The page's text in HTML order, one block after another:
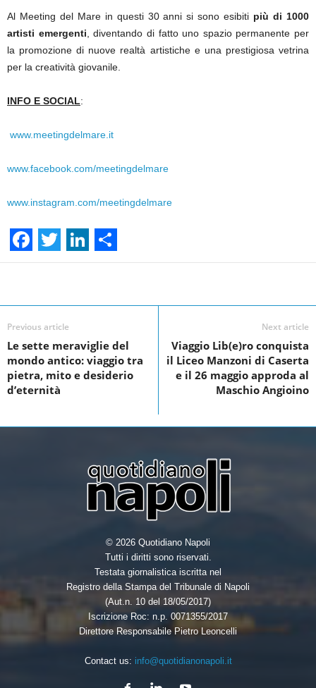
Al Meeting del Mare in questi 30 anni si sono esibiti più di 1000
artisti emergenti , diventando di fatto uno spazio permanente per
la promozione di nuove realtà artistiche e una prestigiosa vetrina
per la creatività giovanile.
INFO E SOCIAL:
www.meetingdelmare.it
www.facebook.com/meetingdelmare
www.instagram.com/meetingdelmare
F
c
e
b
o
o
k
T
i
t
t
e
r
L
n
k
e
d
n
S
a
e
Previous article
Le sette meraviglie del
mondo antico: viaggio tra
pietra, mito e desiderio
d’eternità
Next article
Viaggio Lib(e)ro conquista
il Liceo Manzoni di Caserta
e il 26 maggio approda al
Maschio Angioino
© 2026 Quotidiano Napoli
Tutti i diritti sono riservati.
Testata giornalistica iscritta nel
Registro della Stampa del Tribunale di Napoli
(Aut.n. 10 del 18/05/2017)
Iscrizione Roc: n.p. 0071355/2017
Direttore Responsabile Pietro Leoncelli
Contact us: info@quotidianonapoli.it